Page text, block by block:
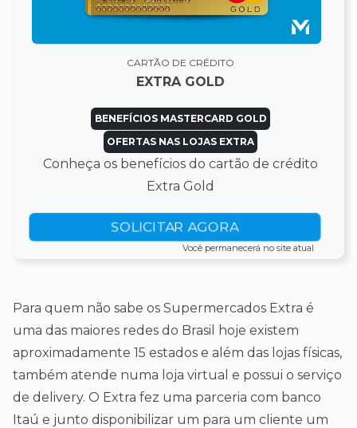
CARTÃO DE CRÉDITO
EXTRA GOLD
BENEFÍCIOS MASTERCARD GOLD
OFERTAS NAS LOJAS EXTRA
Conheça os benefícios do cartão de crédito
Extra Gold
SOLICITAR AGORA
Você permanecerá no site atual
Para quem não sabe os Supermercados Extra é
uma das maiores redes do Brasil hoje existem
aproximadamente 15 estados e além das lojas físicas,
também atende numa loja virtual e possui o serviço
de delivery. O Extra fez uma parceria com banco
Itaú e junto disponibilizar um para um cliente um